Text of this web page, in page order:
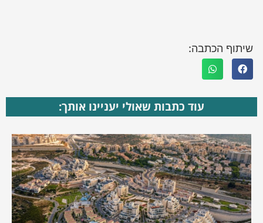
שיתוף הכתבה:
עוד כתבות שאולי יעניינו אותך: